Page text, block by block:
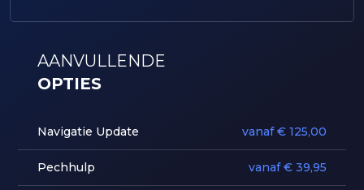
AANVULLENDE
OPTIES
Navigatie Update vanaf € 125,00
Pechhulp vanaf € 39,95